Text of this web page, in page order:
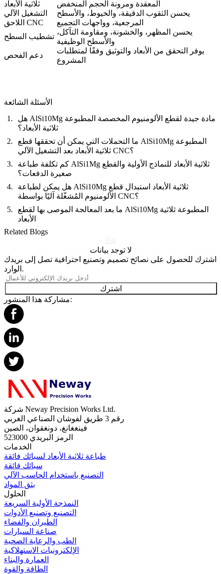
ثلاثية الأبعاد
المعقدة ومرونة الحجم المنخفض
التشغيل الآلي
اللاحق CNC
يحسن الثقوب الدقيقة، والخيوط، والأسطح
المرجعية، وواجهات التجميع
تشطيب السطح
يحسن المظهر، والخشونة، ومقاومة التآكل،
والأسطح الوظيفية
دعم الفحص
يوفر التحقق من الأبعاد والتوثيق وفقًا لمتطلبات
المشروع
الأسئلة الشائعة
هل AlSi10Mg مادة جيدة لقطع الألومنيوم المخصصة المطبوعة
ثلاثية الأبعاد؟
ما التحملات التي يمكن أن تحققها قطع AlSi10Mg المطبوعة
ثلاثية الأبعاد بعد التشغيل الآلي CNC؟
كم تكلفة طباعة AlSi1Mg ثلاثية الأبعاد للنماذج الأولية والقطع
صغيرة الدفعات؟
هل يمكن لطباعة AlSi10Mg ثلاثية الأبعاد استبدال قطع
الألومنيوم المُشغّلة آليًا بواسطة CNC؟
ما بعد المعالجة الموصى بها لقطع AlSi10Mg المطبوعة ثلاثية
الأبعاد
Related Blogs
لا توجد بيانات
اشترك للحصول على نصائح تصميم وتصنيع احترافية تصل إلى بريدك
الوارد.
اشترك
مشاركة هذا المنشور:
شركة Neway Precision Works Ltd.
رقم 3 طريق لفوشان الصناعي الغربي
فينغغانغ، دونغقوان، الصين
الرمز البريدي 523000
الخدمات
طباعة ثلاثية الأبعاد لسبائك فائقة
سبائك فائقة
التصنيع باستخدام الحاسب الآلي
بثق المواد
الحلول
النمذجة الأولية السريعة
التصنيع وتصنيع الأدوات
الطيران والفضاء
صناعة السيارات
الطب والرعاية الصحية
الإلكترونيات الاستهلاكية
العمارة والبناء
الطاقة والقوة